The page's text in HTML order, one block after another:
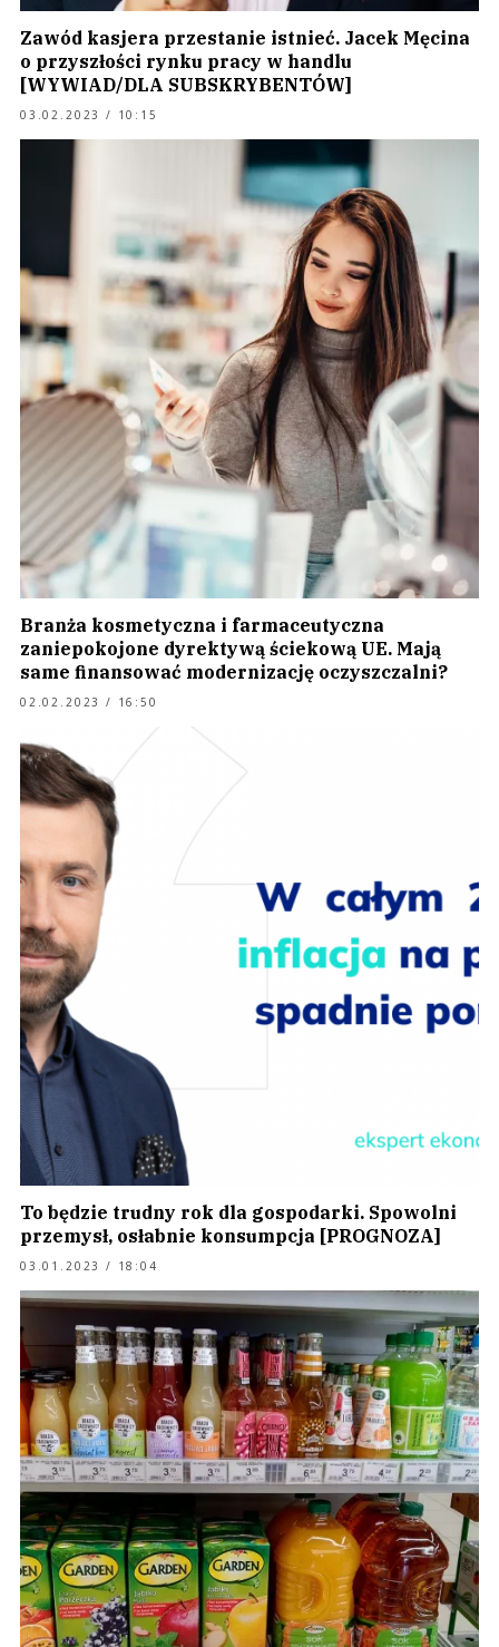
Zawód kasjera przestanie istnieć. Jacek Męcina
o przyszłości rynku pracy w handlu
[WYWIAD/DLA SUBSKRYBENTÓW]
03.02.2023 / 10:15
Branża kosmetyczna i farmaceutyczna
zaniepokojone dyrektywą ściekową UE. Mają
same finansować modernizację oczyszczalni?
02.02.2023 / 16:50
To będzie trudny rok dla gospodarki. Spowolni
przemysł, osłabnie konsumpcja [PROGNOZA]
03.01.2023 / 18:04